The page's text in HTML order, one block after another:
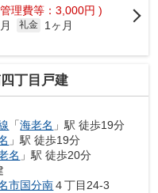
理費等：3,000円 )
礼金 1ヶ月
丁目戸建
「海老名 」駅 徒歩19分
」駅 徒歩19分
名 」駅 徒歩20分
市国分南４丁目24-3